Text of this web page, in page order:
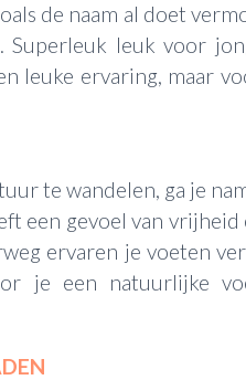
de naam al doet
leuk voor
leuke ervaring, maar
te wandelen, ga je
een gevoel van
ervaren je voeten
je een natuurlijke